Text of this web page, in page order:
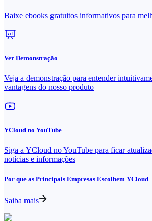
Baixe ebooks gratuitos informativos para
Ver Demonstração
Veja a demonstração para entender
vantagens do nosso produto
YCloud no YouTube
Siga a YCloud no YouTube para ficar
notícias e informações
Por que as Principais Empresas Escolhem YCloud
Saiba mais